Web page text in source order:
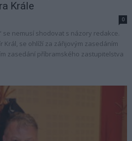
Krále
0
se nemusí shodovat s názory redakce.
Král, se ohlíží za zářijovým zasedáním
zasedání příbramského zastupitelstva